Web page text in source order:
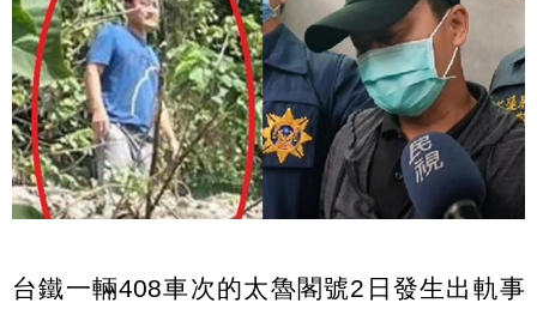
台鐵一輛408車次的太魯閣號2日發生出軌事